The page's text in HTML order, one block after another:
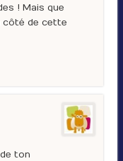
! Mais que
côté de cette
ton